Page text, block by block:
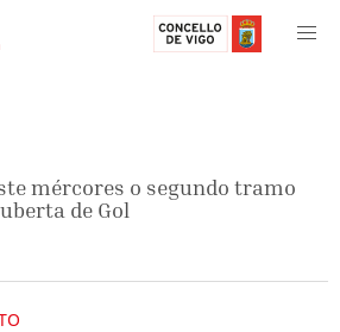
mércores o segundo tramo
de Gol